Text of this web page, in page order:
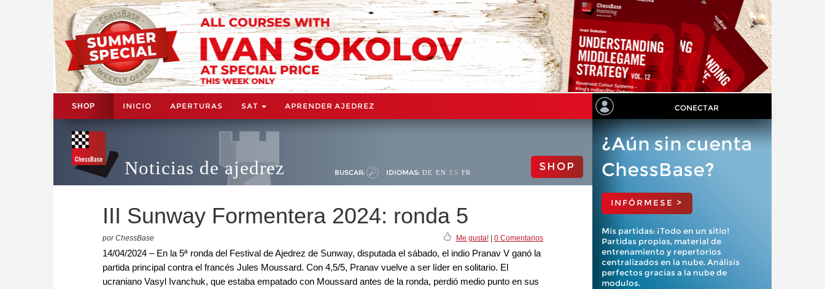
SHOP INICIO APERTURAS SAT APRENDER AJEDREZ CONECTAR
Noticias de ajedrez BUSCAR: IDIOMAS: DE EN ES FR SHOP
III Sunway Formentera 2024: ronda 5
por ChessBase Me gusta!| 0 Comentarios
14/04/2024 – En la 5ª ronda del Festival de Ajedrez de Sunway, disputada el sábado, el indio Pranav V ganó la
partida principal contra el francés Jules Moussard. Con 4,5/5, Pranav vuelve a ser líder en solitario. El
ucraniano Vasyl Ivanchuk, que estaba empatado con Moussard antes de la ronda, perdió medio punto en sus
¿Aún sin cuenta
ChessBase?
INFÓRMESE >
Mis partidas: ¡Todo en un sitio!
Partidas propias, material de
entrenamiento y repertorios
centralizados en la nube. Análisis
perfectos gracias a la nube de
modulos.